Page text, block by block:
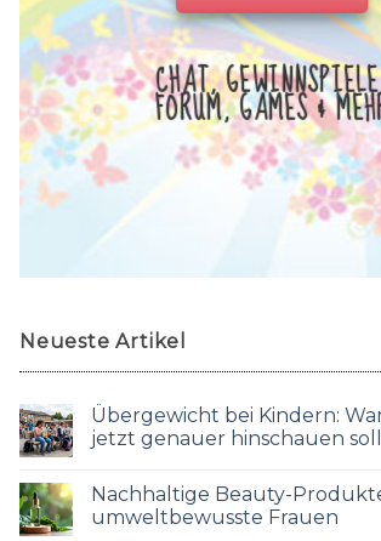
CHAT,
FORUM, GAMES &
Neueste Artikel
Übergewicht bei Kindern:
jetzt genauer hinschauen
Nachhaltige Beauty-
umweltbewusste Frauen